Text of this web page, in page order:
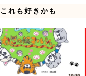
これも好きかも